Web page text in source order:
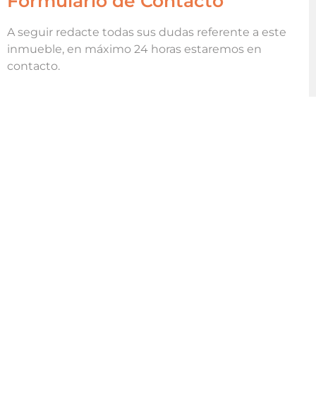
A seguir redacte todas sus dudas referente a este
inmueble, en máximo 24 horas estaremos en
contacto.